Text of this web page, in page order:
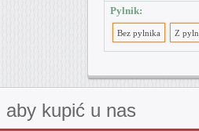
Pylnik:
Bez pylnika Z
aby kupić u nas